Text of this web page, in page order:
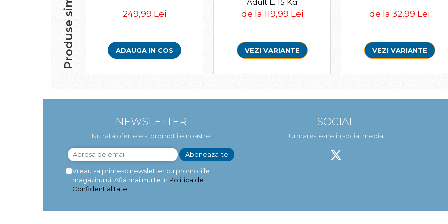
Produse similare 249,99 Lei
ADAUGA IN COS
Adult L, 15 Kg
de la 119,99 Lei
VEZI VARIANTE
de la 32,99 Lei
VEZI VARIANTE
NEWSLETTER
Nu rata ofertele si promotiile noastre
Vreau sa primesc newsletter cu promotiile
magazinului. Afla mai multe in Politica de
Confidentialitate
SOCIAL
Urmareste-ne in social media